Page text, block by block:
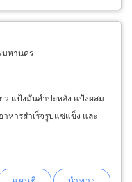
มหานคร
แป้งมันสำปะหลัง แป้งผสม
หารสำเร็จรูปแช่แข็ง และ